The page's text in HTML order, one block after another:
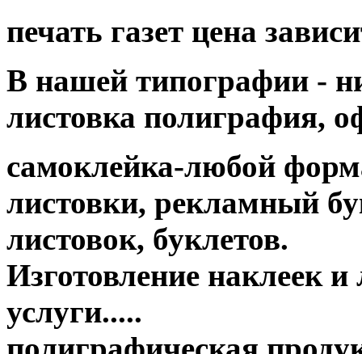
печать газет цена
В нашей типографии -
листовка полиграфия,
самоклейка-любой
листовки, рекламный
листовок, буклетов.
Изготовление наклеек
услуги.....